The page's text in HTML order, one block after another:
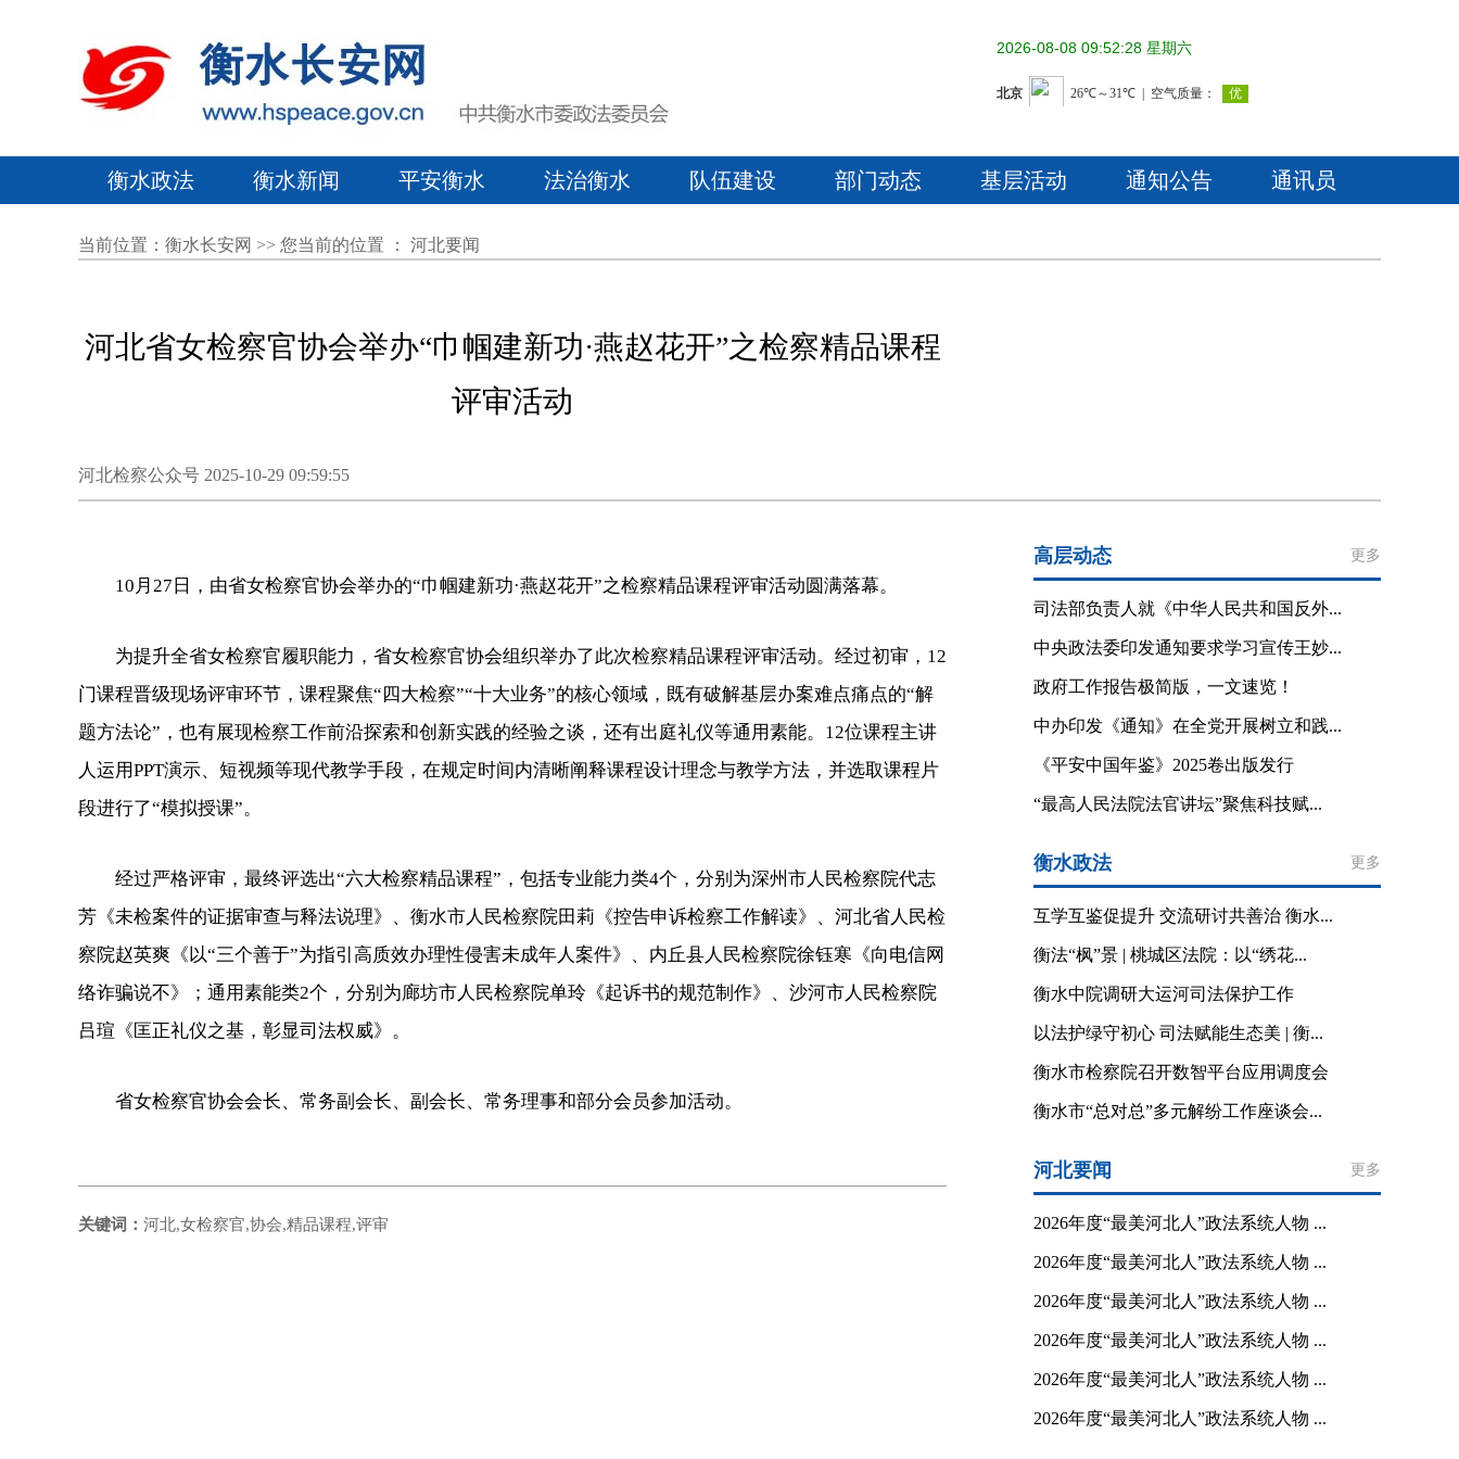
2026-08-08 09:52:28 星期六
衡水政法 衡水新闻 平安衡水 法治衡水 队伍建设 部门动态 基层活动 通知公告 通讯员
当前位置： 衡水长安网 >> 您当前的位置 ： 河北要闻
河北省女检察官协会举办“巾帼建新功·燕赵花开”之检察精品课程
评审活动
河北检察公众号 2025-10-29 09:59:55
10月27日，由省女检察官协会举办的“巾帼建新功·燕赵花开”之检察精品课程评审活动圆满落幕。
为提升全省女检察官履职能力，省女检察官协会组织举办了此次检察精品课程评审活动。经过初审，12
门课程晋级现场评审环节，课程聚焦“四大检察”“十大业务”的核心领域，既有破解基层办案难点痛点的“解
题方法论”，也有展现检察工作前沿探索和创新实践的经验之谈，还有出庭礼仪等通用素能。12位课程主讲
人运用PPT演示、短视频等现代教学手段，在规定时间内清晰阐释课程设计理念与教学方法，并选取课程片
段进行了“模拟授课”。
经过严格评审，最终评选出“六大检察精品课程”，包括专业能力类4个，分别为深州市人民检察院代志
芳《未检案件的证据审查与释法说理》、衡水市人民检察院田莉《控告申诉检察工作解读》、河北省人民检
察院赵英爽《以“三个善于”为指引高质效办理性侵害未成年人案件》、内丘县人民检察院徐钰寒《向电信网
络诈骗说不》；通用素能类2个，分别为廊坊市人民检察院单玲《起诉书的规范制作》、沙河市人民检察院
吕瑄《匡正礼仪之基，彰显司法权威》。
省女检察官协会会长、常务副会长、副会长、常务理事和部分会员参加活动。
关键词： 河北,女检察官,协会,精品课程,评审
高层动态 更多
司法部负责人就《中华人民共和国反外...
中央政法委印发通知要求学习宣传王妙...
政府工作报告极简版，一文速览！
中办印发《通知》在全党开展树立和践...
《平安中国年鉴》2025卷出版发行
“最高人民法院法官讲坛”聚焦科技赋...
衡水政法 更多
互学互鉴促提升 交流研讨共善治 衡水...
衡法“枫”景 | 桃城区法院：以“绣花...
衡水中院调研大运河司法保护工作
以法护绿守初心 司法赋能生态美 | 衡...
衡水市检察院召开数智平台应用调度会
衡水市“总对总”多元解纷工作座谈会...
河北要闻 更多
2026年度“最美河北人”政法系统人物 ...
2026年度“最美河北人”政法系统人物 ...
2026年度“最美河北人”政法系统人物 ...
2026年度“最美河北人”政法系统人物 ...
2026年度“最美河北人”政法系统人物 ...
2026年度“最美河北人”政法系统人物 ...